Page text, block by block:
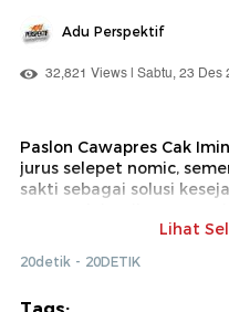
Adu Perspektif
32,821 Views | Sabtu, 23 Des
Paslon Cawapres Cak
jurus selepet nomic,
sakti sebagai solusi
kesempatan di
Lihat
20detik - 20DETIK